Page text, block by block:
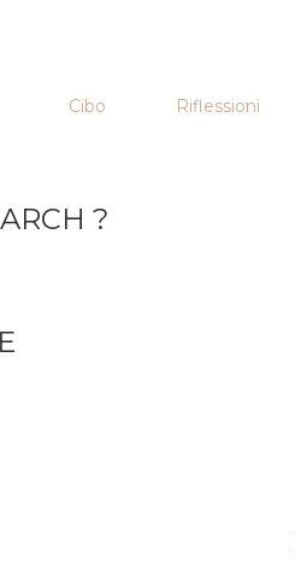
Cibo Riflessioni
?